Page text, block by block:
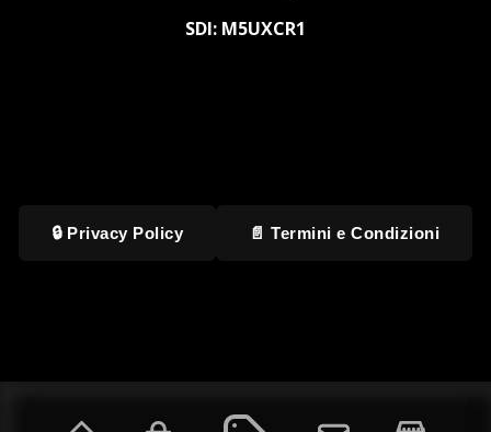
SDI: M5UXCR1
🔒 Privacy Policy 📄 Termini e Condizioni